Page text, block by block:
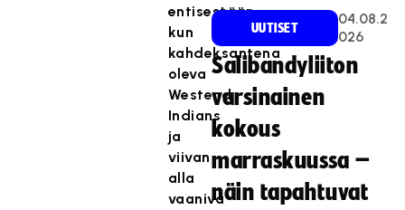
entisestään,
kun
kahdeksantena
oleva
Westend
Indians
ja
viivan
alla
vaaniva
UUTISET
04.08.2
026
Salibandyliiton
varsinainen
kokous
marraskuussa –
näin tapahtuvat